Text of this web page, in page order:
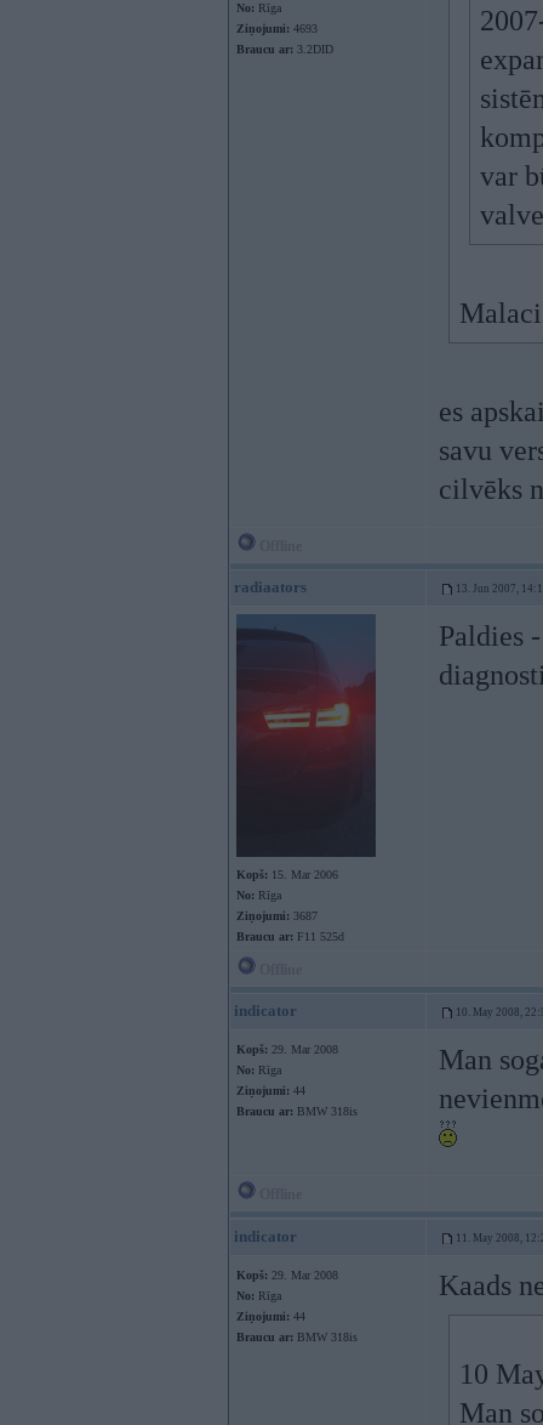
No: Rīga
Ziņojumi: 4693
Braucu ar: 3.2DID
var
es
savu
cilvēks
radiaators 13. Jun 2007,
Kopš: 15. Mar 2006
No: Rīga
Ziņojumi: 3687
Braucu ar: F11 525d
Paldies
indicator 10. May 2008,
Kopš: 29. Mar 2008
No: Rīga
Ziņojumi: 44
Braucu ar: BMW 318is
Man
indicator 11. May 2008,
Kopš: 29. Mar 2008
No: Rīga
Ziņojumi: 44
Braucu ar: BMW 318is
Kaads
10
Man